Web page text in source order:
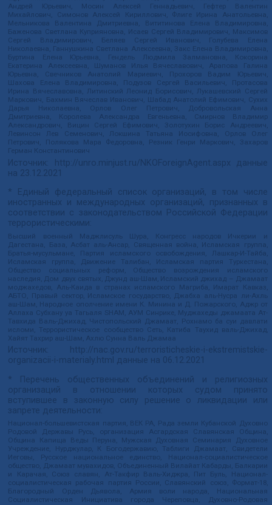
Андрей Юрьевич, Мосин Алексей Геннадьевич, Гефтер Валентин
Михайлович, Симонов Алексей Кириллович, Флиге Ирина Анатольевна,
Мельникова Валентина Дмитриевна, Вититинова Елена Владимировна,
Баженова Светлана Куприяновна, Исаев Сергей Владимирович, Максимов
Сергей Владимирович, Беляев Сергей Иванович, Голубева Елена
Николаевна, Ганнушкина Светлана Алексеевна, Закс Елена Владимировна,
Буртина Елена Юрьевна, Гендель Людмила Залмановна, Кокорина
Екатерина Алексеевна, Шуманов Илья Вячеславович, Арапова Галина
Юрьевна, Свечников Анатолий Мариевич, Прохоров Вадим Юрьевич,
Шахова Елена Владимировна, Подузов Сергей Васильевич, Протасова
Ирина Вячеславовна, Литинский Леонид Борисович, Лукашевский Сергей
Маркович, Бахмин Вячеслав Иванович, Шабад Анатолий Ефимович, Сухих
Дарья Николаевна, Орлов Олег Петрович, Добровольская Анна
Дмитриевна, Королева Александра Евгеньевна, Смирнов Владимир
Александрович, Вицин Сергей Ефимович, Золотухин Борис Андреевич,
Левинсон Лев Семенович, Локшина Татьяна Иосифовна, Орлов Олег
Петрович, Полякова Мара Федоровна, Резник Генри Маркович, Захаров
Герман Константинович
Источник: http://unro.minjust.ru/NKOForeignAgent.aspx данные
на 23.12.2021
* Единый федеральный список организаций, в том числе
иностранных и международных организаций, признанных в
соответствии с законодательством Российской Федерации
террористическими:
Высший военный Маджлисуль Шура, Конгресс народов Ичкерии и
Дагестана, База, Асбат аль-Ансар, Священная война, Исламская группа,
Братья-мусульмане, Партия исламского освобождения, Лашкар-И-Тайба,
Исламская группа, Движение Талибан, Исламская партия Туркестана,
Общество социальных реформ, Общество возрождения исламского
наследия, Дом двух святых, Джунд аш-Шам, Исламский джихад – Джамаат
моджахедов, Аль-Каида в странах исламского Магриба, Имарат Кавказ,
АБТО, Правый сектор, Исламское государство, Джабха аль-Нусра ли-Ахль
аш-Шам, Народное ополчение имени К. Минина и Д. Пожарского, Аджр от
Аллаха Субхану уа Тагьаля SHAM, АУМ Синрике, Муджахеды джамаата Ат-
Тавхида Валь-Джихад, Чистопольский Джамаат, Рохнамо ба суи давлати
исломи, Террористическое сообщество Сеть, Катиба Таухид валь-Джихад,
Хайят Тахрир аш-Шам, Ахлю Сунна Валь Джамаа
Источник:
http://nac.gov.ru/terroristicheskie-i-ekstremistskie-
organizacii-i-materialy.html данные на 06.12.2021
* Перечень общественных объединений и религиозных
организаций в отношении которых судом принято
вступившее в законную силу решение о ликвидации или
запрете деятельности:
Национал-большевистская партия, ВЕК РА, Рада земли Кубанской Духовно
Родовой Державы Русь, организация Асгардская Славянская Община,
Община Капища Веды Перуна, Мужская Духовная Семинария Духовное
Учреждение, Нурджулар, К Богодержавию, Таблиги Джамаат, Свидетели
Иеговы, Русское национальное единство, Национал-социалистическое
общество, Джамаат мувахидов, Объединенный Вилайат Кабарды, Балкарии
и Карачая, Союз славян, Ат-Такфир Валь-Хиджра, Пит Буль, Национал-
социалистическая рабочая партия России, Славянский союз, Формат-18,
Благородный Орден Дьявола, Армия воли народа, Национальная
Социалистическая Инициатива города Череповца, Духовно-Родовая